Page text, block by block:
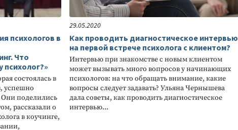
психологов в
Что
психолог?»
состоялась в
успешно
Они поделились
рассказали о
в коучинге,
29.05.2020
Как проводить диагностическое интервью
на первой встрече психолога с клиентом?
Интервью при знакомстве с новым клиентом
может вызывать много вопросов у начинающих
психологов: на что обращать внимание, какие
вопросы следует задавать? Ульяна Чернышева
дала советы, как проводить диагностическое
интервью...